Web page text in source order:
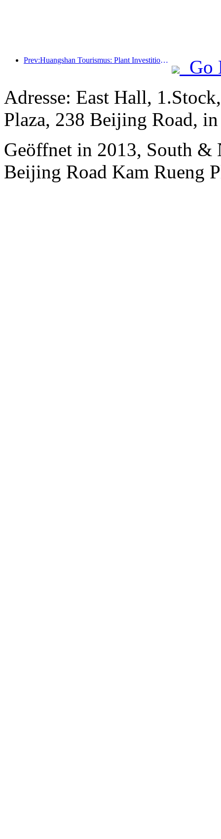
Prev:Huangshan Tourismus: Plant Investitionen in Höhe von 530 Millionen Yuan für Hotelrenovierungen
Go
Adresse: East Hall,
Plaza, 238 Beijing Road,
Geöffnet in 2013, South &
Beijing Road Kam Rueng